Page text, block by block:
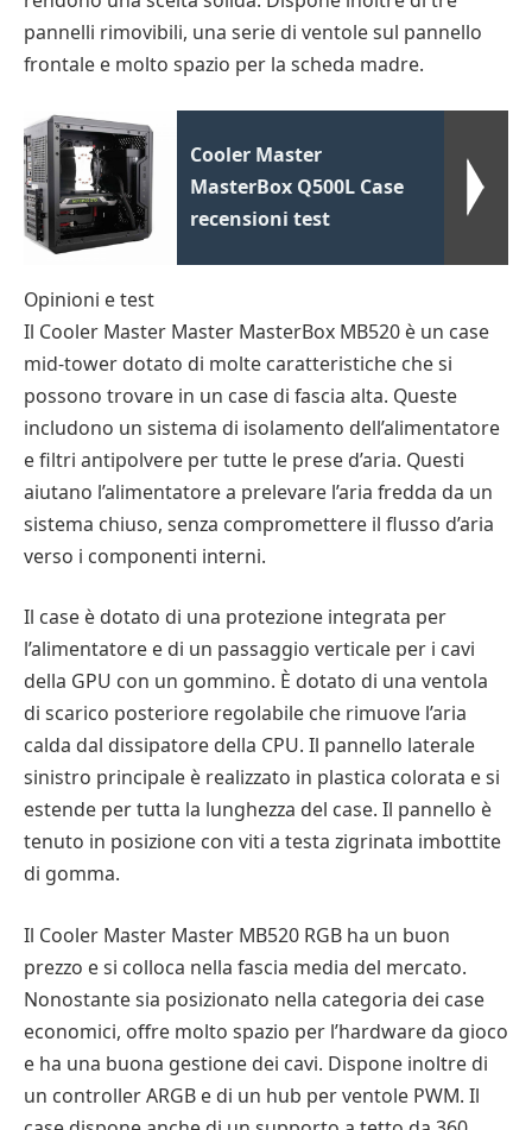
pannelli rimovibili, una serie di ventole sul pannello
frontale e molto spazio per la scheda madre.
Cooler Master
MasterBox Q500L Case
recensioni test
Opinioni e test
Il Cooler Master Master MasterBox MB520 è un case
mid-tower dotato di molte caratteristiche che si
possono trovare in un case di fascia alta. Queste
includono un sistema di isolamento dell’alimentatore
e filtri antipolvere per tutte le prese d’aria. Questi
aiutano l’alimentatore a prelevare l’aria fredda da un
sistema chiuso, senza compromettere il flusso d’aria
verso i componenti interni.
Il case è dotato di una protezione integrata per
l’alimentatore e di un passaggio verticale per i cavi
della GPU con un gommino. È dotato di una ventola
di scarico posteriore regolabile che rimuove l’aria
calda dal dissipatore della CPU. Il pannello laterale
sinistro principale è realizzato in plastica colorata e si
estende per tutta la lunghezza del case. Il pannello è
tenuto in posizione con viti a testa zigrinata imbottite
di gomma.
Il Cooler Master Master MB520 RGB ha un buon
prezzo e si colloca nella fascia media del mercato.
Nonostante sia posizionato nella categoria dei case
economici, offre molto spazio per l’hardware da gioco
e ha una buona gestione dei cavi. Dispone inoltre di
un controller ARGB e di un hub per ventole PWM. Il